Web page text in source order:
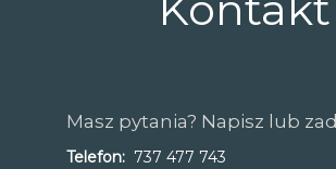
Masz pytania? Napisz lub
Telefon:737 477 743